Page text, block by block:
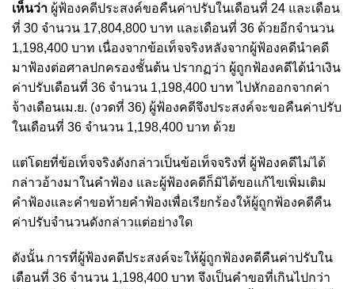
เห็นว่า ผู้ฟ้องคดีประสงค์ขอคืนค่าปรับในเดือนที่ 24 และเดือน
ที่ 30 จำนวน 17,804,800 บาท และเดือนที่ 36 ด้วยอีกจำนวน
1,198,400 บาท เนื่องจากข้อเท็จจริงหลังจากผู้ฟ้องคดีนำคดี
มาฟ้องต่อศาลปกครองชั้นต้น ปรากฏว่า ผู้ถูกฟ้องคดีได้นำเงิน
ค่าปรับเดือนที่ 36 จำนวน 1,198,400 บาท ไปหักออกจากค่า
จ้างเดือนเม.ย. (งวดที่ 36) ผู้ฟ้องคดีจึงประสงค์จะขอคืนค่าปรับ
ในเดือนที่ 36 จำนวน 1,198,400 บาท ด้วย
แต่โดยที่ข้อเท็จจริงดังกล่าวเป็นข้อเท็จจริงที่ ผู้ฟ้องคดีไม่ได้
กล่าวอ้างมาในคำฟ้อง และผู้ฟ้องคดีก็มิได้ขอแก้ไขเพิ่มเติม
คำฟ้องและคำขอท้ายคำฟ้องเพื่อเรียกร้องให้ผู้ถูกฟ้องคดีคืน
ค่าปรับจำนวนดังกล่าวแต่อย่างใด
ดังนั้น การที่ผู้ฟ้องคดีประสงค์จะให้ผู้ถูกฟ้องคดีคืนค่าปรับใน
เดือนที่ 36 จำนวน 1,198,400 บาท จึงเป็นคำขอที่เกินไปกว่า